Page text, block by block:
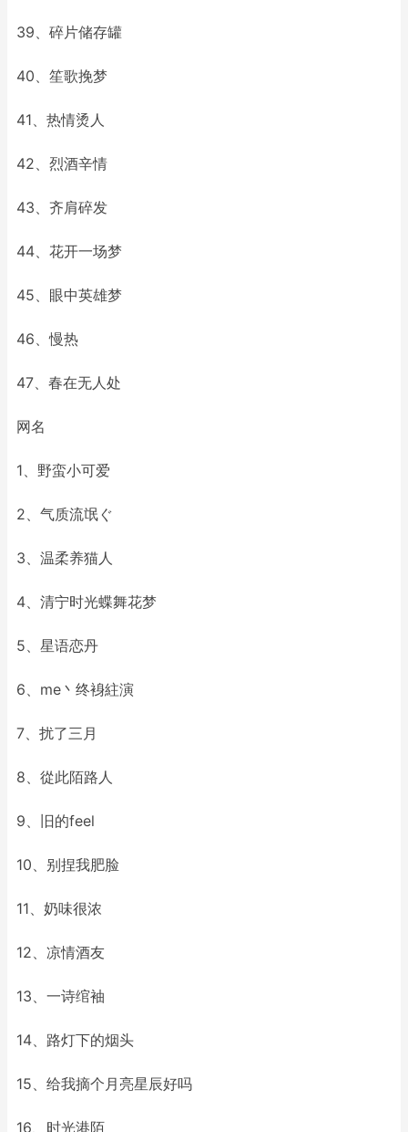
39、碎片储存罐
40、笙歌挽梦
41、热情烫人
42、烈酒辛情
43、齐肩碎发
44、花开一场梦
45、眼中英雄梦
46、慢热
47、春在无人处
网名
1、野蛮小可爱
2、气质流氓ぐ
3、温柔养猫人
4、清宁时光蝶舞花梦
5、星语恋丹
6、me丶终裑紸演
7、扰了三月
8、從此陌路人
9、旧的feel
10、别捏我肥脸
11、奶味很浓
12、凉情酒友
13、一诗绾袖
14、路灯下的烟头
15、给我摘个月亮星辰好吗
16、时光港陌